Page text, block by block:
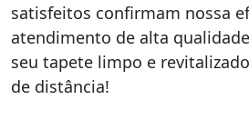
satisfeitos confirmam nossa
atendimento de alta
seu tapete limpo e
de distância!